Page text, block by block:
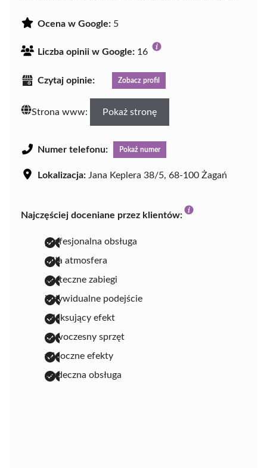
Ocena w Google: 5
Liczba opinii w Google: 16
Czytaj opinie: Zobacz profil
Strona www: Pokaż stronę
Numer telefonu: Pokaż numer
Lokalizacja: Jana Keplera 38/5, 68-100 Żagań
Najczęściej doceniane przez klientów:
profesjonalna obsługa
miła atmosfera
skuteczne zabiegi
indywidualne podejście
relaksujący efekt
nowoczesny sprzęt
widoczne efekty
serdeczna obsługa